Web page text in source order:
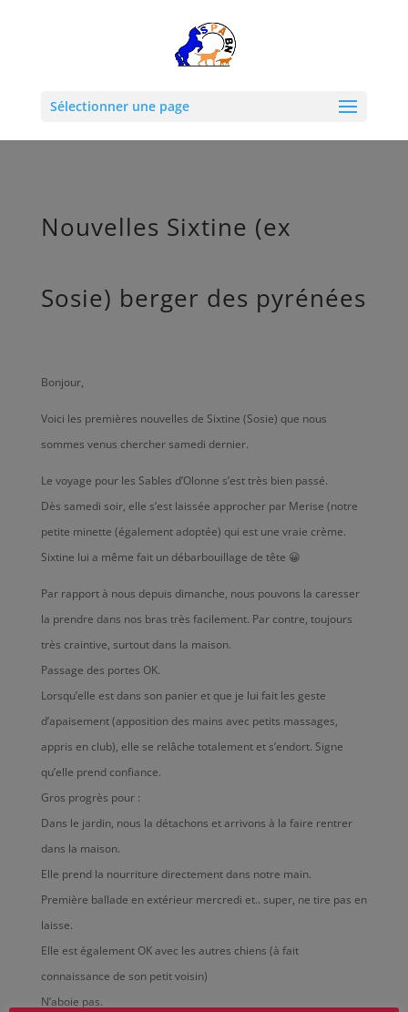
Sélectionner une page
Nouvelles Sixtine (ex
Sosie) berger des pyrénées
Bonjour,
Voici les premières nouvelles de Sixtine (Sosie) que nous
sommes venus chercher samedi dernier.
Le voyage pour les Sables d’Olonne s’est très bien passé.
Dès samedi soir, elle s’est laissée approcher par Merise (notre
petite minette (également adoptée) qui est une vraie crème.
Sixtine lui a même fait un débarbouillage de tête 😀
Par rapport à nous depuis dimanche, nous pouvons la caresser
la prendre dans nos bras très facilement. Par contre, toujours
très craintive, surtout dans la maison.
Passage des portes OK.
Lorsqu’elle est dans son panier et que je lui fait les geste
d’apaisement (apposition des mains avec petits massages,
appris en club), elle se relâche totalement et s’endort. Signe
qu’elle prend confiance.
Gros progrès pour :
Dans le jardin, nous la détachons et arrivons à la faire rentrer
dans la maison.
Elle prend la nourriture directement dans notre main.
Première ballade en extérieur mercredi et.. super, ne tire pas en
laisse.
Elle est également OK avec les autres chiens (à fait
connaissance de son petit voisin)
N’aboie pas.